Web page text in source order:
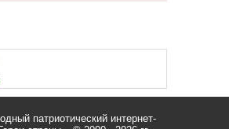
патриотический интернет-